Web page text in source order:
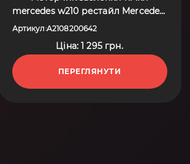
mercedes w210 рестайл Mercedes-
Benz E-Class W210 (1995-2003)
Артикул:A2108200642
Ціна: 1 295 грн.
ПЕРЕГЛЯНУТИ